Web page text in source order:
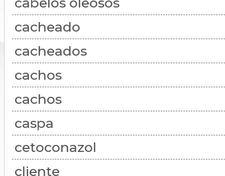
cacheado
cacheados
cachos
cachos
caspa
cetoconazol
cliente